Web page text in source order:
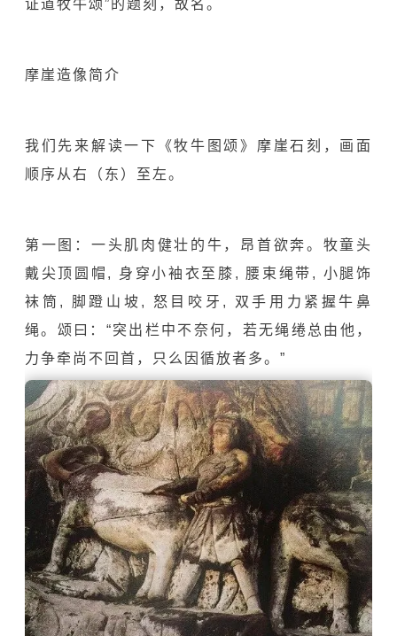
证道牧牛颂”的题刻，故名。
摩崖造像简介
我们先来解读一下《牧牛图颂》摩崖石刻，画面
顺序从右（东）至左。
第一图：一头肌肉健壮的牛，昂首欲奔。牧童头
戴尖顶圆帽, 身穿小袖衣至膝, 腰束绳带, 小腿饰
袜筒, 脚蹬山坡, 怒目咬牙, 双手用力紧握牛鼻
绳。颂曰：“突出栏中不奈何，若无绳绻总由他，
力争牵尚不回首，只么因循放者多。”